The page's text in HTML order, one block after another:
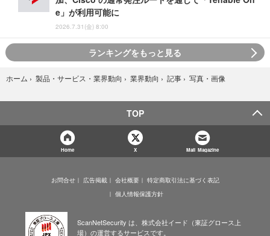
e」が利用可能に
2026.7.31(金) 8:00
ランキングをもっと見る
ホーム › 製品・サービス・業界動向 › 業界動向 › 記事 › 写真・画像
TOP
Home X Mail Magazine
お問合せ 広告掲載 会社概要
特定商取引法に基づく表記
個人情報保護方針
ScanNetSecurity は、株式会社イード（東証グロース上
場）の運営するサービスです。